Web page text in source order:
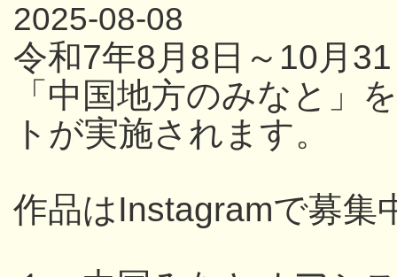
2025-08-08
令和7年8月8日～10月
「中国地方のみなと」
トが実施されます。
作品はInstagramで募集